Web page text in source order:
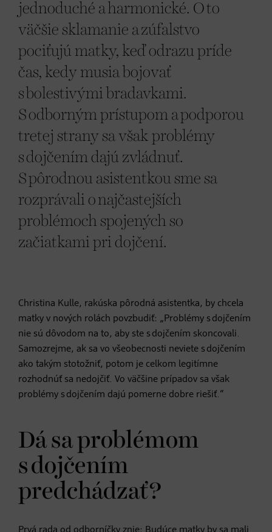
jednoduché a harmonické. O to
väčšie sklamanie a zúfalstvo
pociťujú matky, keď odrazu príde
čas, kedy musia bojovať
s bolestivými bradavkami.
S odborným prístupom a podporou
tretej strany sa však problémy
s dojčením dajú zvládnuť.
S pôrodnou asistentkou sme sa
rozprávali o najčastejších
problémoch spojených so
začiatkami pri dojčení.
Christina Kulle, rakúska pôrodná asistentka, by chcela
matky v nových rolách povzbudiť: „Problémy s dojčením
nie sú dôvodom na to, aby ste s dojčením skoncovali.
Samozrejme, ak sa vo všeobecnosti neviete s dojčením
ako takým stotožniť, potom je celkom legitímne
rozhodnúť sa nedojčiť. Vo väčšine prípadov sa však
problémy s dojčením dajú pomerne dobre riešiť.“
Dá sa problémom
s dojčením
predchádzať?
Prvá rada od odborníčky znie: Budúce matky by sa mali